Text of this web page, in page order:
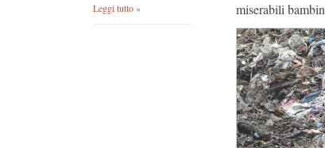
Leggi tutto »
miserabili